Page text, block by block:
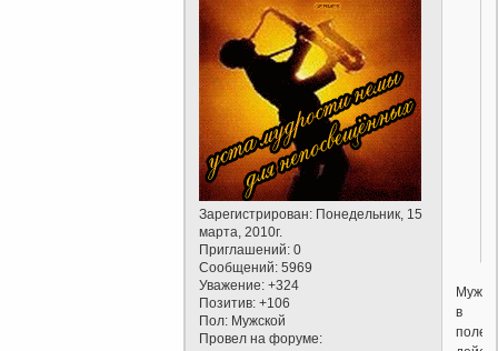
Зарегистрирован: Понедельник, 15
марта, 2010г.
Приглашений: 0
Сообщений: 5969
Уважение: +324
Позитив: +106
Пол: Мужской
Провел на форуме:
Мужик
в
поле